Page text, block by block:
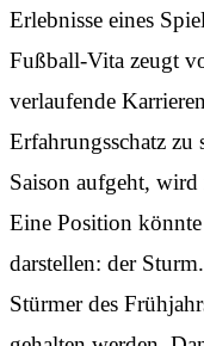
Erlebnisse eines
Fußball-Vita zeugt
verlaufende
Erfahrungsschatz zu
Saison aufgeht, wird
Eine Position
darstellen: der
Stürmer des